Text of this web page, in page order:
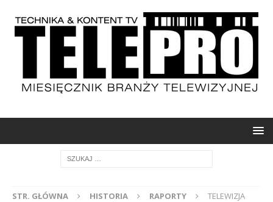
STR. GŁÓWNA HISTORIA RAPORTY
TELEWIZJA